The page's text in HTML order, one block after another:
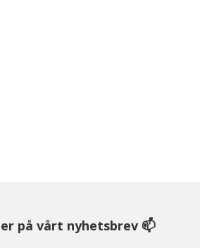
på vårt nyhetsbrev 📫